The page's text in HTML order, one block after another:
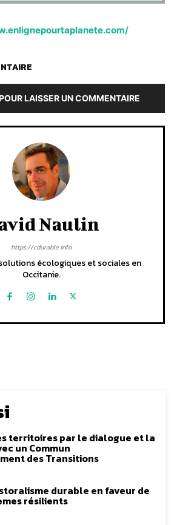
LAISSER UN COMMENTAIRE
Naulin
https://cdurable.info
écologiques et sociales en
Occitanie.
territoires par le dialogue et la
un Commun
des Transitions
durable en faveur de
résilients